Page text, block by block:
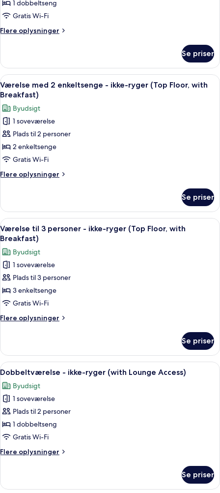
ikke-
(Top
Breakfast)
1 dobbeltseng
Gratis Wi-Fi
Flere oplysninger
Flere
-
ikke-
ryger
(Top
with
Breakfast)
Se priser
Indlæs
alle
billeder
af
Værelse
med
2
enkeltsenge
-
ikke-
(Top
Floor,
with
Breakfast)
Et hotelværelse med to senge, et
10
Værelse med 2 enkeltsenge - ikke-ryger (Top Floor, with
Breakfast)
Byudsigt
1 soveværelse
Plads til 2 personer
2 enkeltsenge
Gratis Wi-Fi
Flere oplysninger
Flere
med
enkeltsenge
-
ryger
(Top
Floor,
with
Breakfast)
Se priser
Indlæs
alle
billeder
af
Værelse
til
3
personer
-
ikke-
(Top
Floor,
with
Breakfast)
Et hotelværelse med to senge, et
9
Værelse til 3 personer - ikke-ryger (Top Floor, with
Breakfast)
Byudsigt
1 soveværelse
Plads til 3 personer
3 enkeltsenge
Gratis Wi-Fi
Flere oplysninger
Flere
til
personer
ikke-
ryger
(Top
Floor,
with
Breakfast)
Se priser
Indlæs
alle
billeder
af
Dobbeltværelse
-
ikke-
(with
Et hotelværelse med seng,
6
Dobbeltværelse - ikke-ryger (with Lounge Access)
Byudsigt
1 soveværelse
Plads til 2 personer
1 dobbeltseng
Gratis Wi-Fi
Flere oplysninger
Flere
-
Se priser